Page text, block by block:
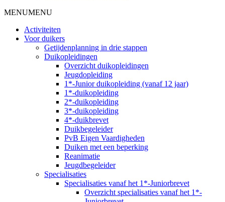
MENUMENU
Activiteiten
Voor duikers
Getijdenplanning in drie stappen
Duikopleidingen
Overzicht duikopleidingen
Jeugdopleiding
1*-Junior duikopleiding (vanaf 12 jaar)
1*-duikopleiding
2*-duikopleiding
3*-duikopleiding
4*-duikbrevet
Duikbegeleider
PvB Eigen Vaardigheden
Duiken met een beperking
Reanimatie
Jeugdbegeleider
Specialisaties
Specialisaties vanaf het 1*-Juniorbrevet
Overzicht specialisaties vanaf het 1*-